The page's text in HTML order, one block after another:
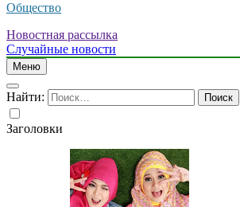
Общество
Новостная рассылка
Случайные новости
Меню
Найти:
Заголовки